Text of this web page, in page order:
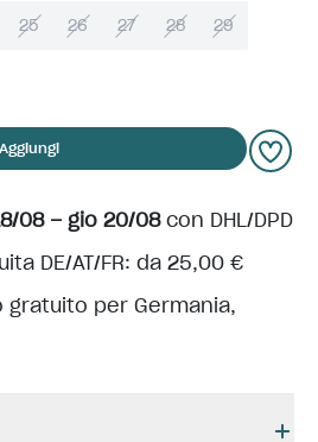
25 26 27 28 29
Aggiungi
08 – gio 20/08con DHL/DPD
DE/AT/FR: da 25,00 €
gratuito per Germania,